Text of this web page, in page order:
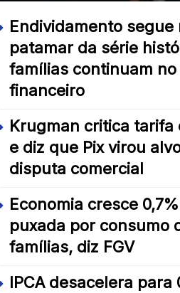
Endividamento segue
patamar da série
famílias continuam
financeiro
Krugman critica tarifa
e diz que Pix virou
disputa comercial
Economia cresce
puxada por consumo
famílias, diz FGV
IPCA desacelera para